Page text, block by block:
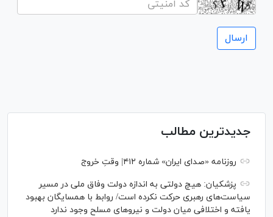
جدیدترین مطالب
روزنامه «صدای ایران» شماره ۴۱۲| وقتِ خروج
پزشکیان: هیچ دولتی به اندازه دولت وفاق ملی در مسیر
سیاست‌های رهبری حرکت نکرده است/ روابط با همسایگان بهبود
یافته و اختلافی میان دولت و نیروهای مسلح وجود ندارد